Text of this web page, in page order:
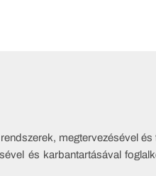
megtervezésével
és karbantartásával